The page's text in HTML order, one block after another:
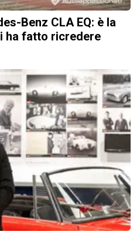
Benz CLA EQ: è la
ha fatto ricredere